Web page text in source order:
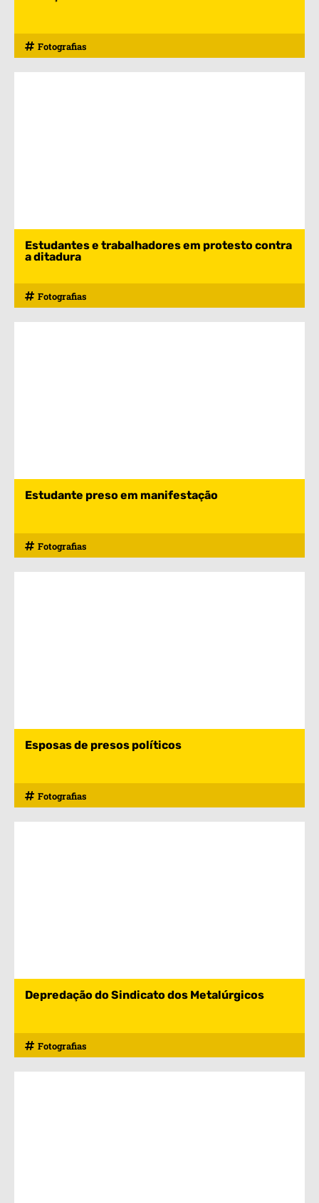
Fotografias
Estudantes e trabalhadores em protesto contra
a ditadura
Fotografias
Estudante preso em manifestação
Fotografias
Esposas de presos políticos
Fotografias
Depredação do Sindicato dos Metalúrgicos
Fotografias